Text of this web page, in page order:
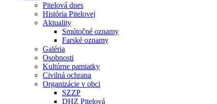
Pitelová dnes
História Pitelovej
Aktuality
Smútočné oznamy
Farské oznamy
Galéria
Osobnosti
Kultúrne pamiatky
Civilná ochrana
Organizácie v obci
SZZP
DHZ Pitelová